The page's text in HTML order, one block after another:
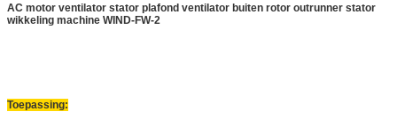
AC motor ventilator stator plafond ventilator buiten rotor outrunner stator
wikkeling machine WIND-FW-2
Toepassing: